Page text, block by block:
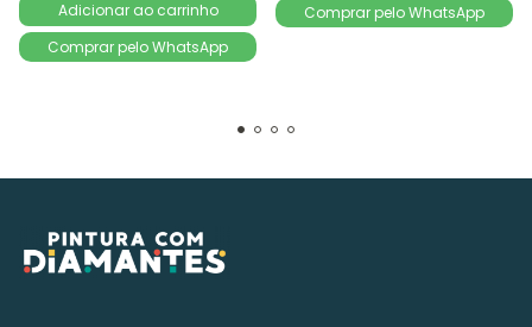
Comprar pelo WhatsApp
Comprar pelo WhatsApp